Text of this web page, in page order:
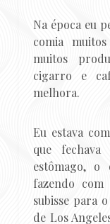
Na época eu
comia
muitos
cigarro e
melhora.
Eu estava
que
estômago, o
fazendo
subisse para
de Los